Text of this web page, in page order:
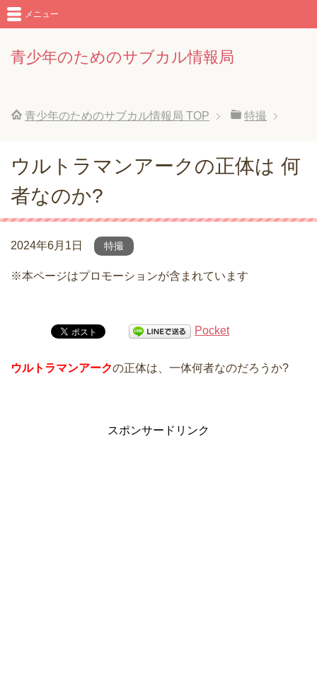
青少年のためのサブカル情報局
メニュー
青少年のためのサブカル情報局 TOP 特撮
ウルトラマンアークの正体は 何
者なのか?
2024年6月1日 特撮
※本ページはプロモーションが含まれています
Pocket
ウルトラマンアークの正体は、一体何者なのだろうか?
スポンサードリンク